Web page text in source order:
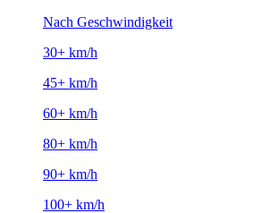
Nach Geschwindigkeit
30+ km/h
45+ km/h
60+ km/h
80+ km/h
90+ km/h
100+ km/h